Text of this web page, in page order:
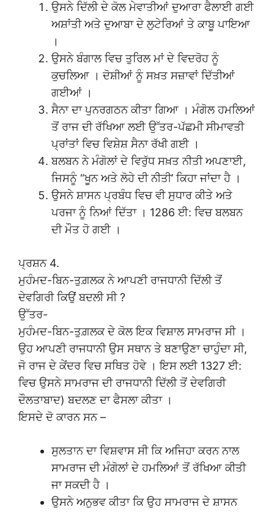
ਉਸਨੇ ਦਿੱਲੀ ਦੇ ਕੋਲ ਮੇਵਾਤੀਆਂ ਦੁਆਰਾ ਫੈਲਾਈ ਗਈ
ਅਸ਼ਾਂਤੀ ਅਤੇ ਦੁਆਬਾ ਦੇ ਲੁਟੇਰਿਆਂ ਤੇ ਕਾਬੂ ਪਾਇਆ
।
ਉਸਨੇ ਬੰਗਾਲ ਵਿਚ ਤੁਰਿਲ ਮਾਂ ਦੇ ਵਿਦਰੋਹ ਨੂੰ
ਕੁਚਲਿਆ । ਦੋਸ਼ੀਆਂ ਨੂੰ ਸਖ਼ਤ ਸਜ਼ਾਵਾਂ ਦਿੱਤੀਆਂ
ਗਈਆਂ ।
ਸੈਨਾ ਦਾ ਪੁਨਰਗਠਨ ਕੀਤਾ ਗਿਆ । ਮੰਗੋਲ ਹਮਲਿਆਂ
ਤੋਂ ਰਾਜ ਦੀ ਰੱਖਿਆ ਲਈ ਉੱਤਰ-ਪੱਛਮੀ ਸੀਮਾਵਤੀ
ਪ੍ਰਾਂਤਾਂ ਵਿਚ ਵਿਸ਼ੇਸ਼ ਸੈਨਾ ਰੱਖੀ ਗਈ ।
ਬਲਬਨ ਨੇ ਮੰਗੋਲਾਂ ਦੇ ਵਿਰੁੱਧ ਸਖ਼ਤ ਨੀਤੀ ਅਪਣਾਈ,
ਜਿਸਨੂੰ “ਖੂਨ ਅਤੇ ਲੋਹੇ ਦੀ ਨੀਤੀ’ ਕਿਹਾ ਜਾਂਦਾ ਹੈ ।
ਉਸਨੇ ਸ਼ਾਸਨ ਪ੍ਰਬੰਧ ਵਿਚ ਵੀ ਸੁਧਾਰ ਕੀਤੇ ਅਤੇ
ਪਰਜਾ ਨੂੰ ਨਿਆਂ ਦਿੱਤਾ । 1286 ਈ: ਵਿਚ ਬਲਬਨ
ਦੀ ਮੌਤ ਹੋ ਗਈ ।
ਪ੍ਰਸ਼ਨ 4.
ਮੁਹੰਮਦ-ਬਿਨ-ਤੁਗ਼ਲਕ ਨੇ ਆਪਣੀ ਰਾਜਧਾਨੀ ਦਿੱਲੀ ਤੋਂ
ਦੇਵਗਿਰੀ ਕਿਉਂ ਬਦਲੀ ਸੀ ?
ਉੱਤਰ-
ਮੁਹੰਮਦ-ਬਿਨ-ਤੁਗ਼ਲਕ ਦੇ ਕੋਲ ਇਕ ਵਿਸ਼ਾਲ ਸਾਮਰਾਜ ਸੀ ।
ਉਹ ਆਪਣੀ ਰਾਜਧਾਨੀ ਉਸ ਸਥਾਨ ਤੇ ਬਣਾਉਣਾ ਚਾਹੁੰਦਾ ਸੀ,
ਜੋ ਰਾਜ ਦੇ ਕੇਂਦਰ ਵਿਚ ਸਥਿਤ ਹੋਵੇ । ਇਸ ਲਈ 1327 ਈ:
ਵਿਚ ਉਸਨੇ ਸਾਮਰਾਜ ਦੀ ਰਾਜਧਾਨੀ ਦਿੱਲੀ ਤੋਂ ਦੇਵਗਿਰੀ
ਦੌਲਤਾਬਾਦ) ਬਦਲਣ ਦਾ ਫੈਸਲਾ ਕੀਤਾ ।
ਇਸਦੇ ਦੋ ਕਾਰਨ ਸਨ –
ਸੁਲਤਾਨ ਦਾ ਵਿਸ਼ਵਾਸ ਸੀ ਕਿ ਅਜਿਹਾ ਕਰਨ ਨਾਲ
ਸਾਮਰਾਜ ਦੀ ਮੰਗੋਲਾਂ ਦੇ ਹਮਲਿਆਂ ਤੋਂ ਰੱਖਿਆ ਕੀਤੀ
ਜਾ ਸਕਦੀ ਹੈ ।
ਉਸਨੇ ਅਨੁਭਵ ਕੀਤਾ ਕਿ ਉਹ ਸਾਮਰਾਜ ਦੇ ਸ਼ਾਸਨ